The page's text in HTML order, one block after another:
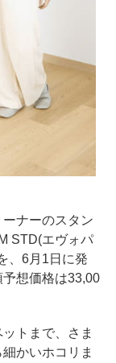
ナーのスタン
STD(エヴォパ
、6月1日に発
想価格は33,00
トまで、さま
かいホコリま